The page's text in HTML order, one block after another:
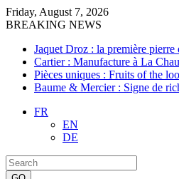
Friday, August 7, 2026
BREAKING NEWS
Jaquet Droz : la première pierre
Cartier : Manufacture à La
Pièces uniques : Fruits of the
Baume & Mercier : Signe de
FR
EN
DE